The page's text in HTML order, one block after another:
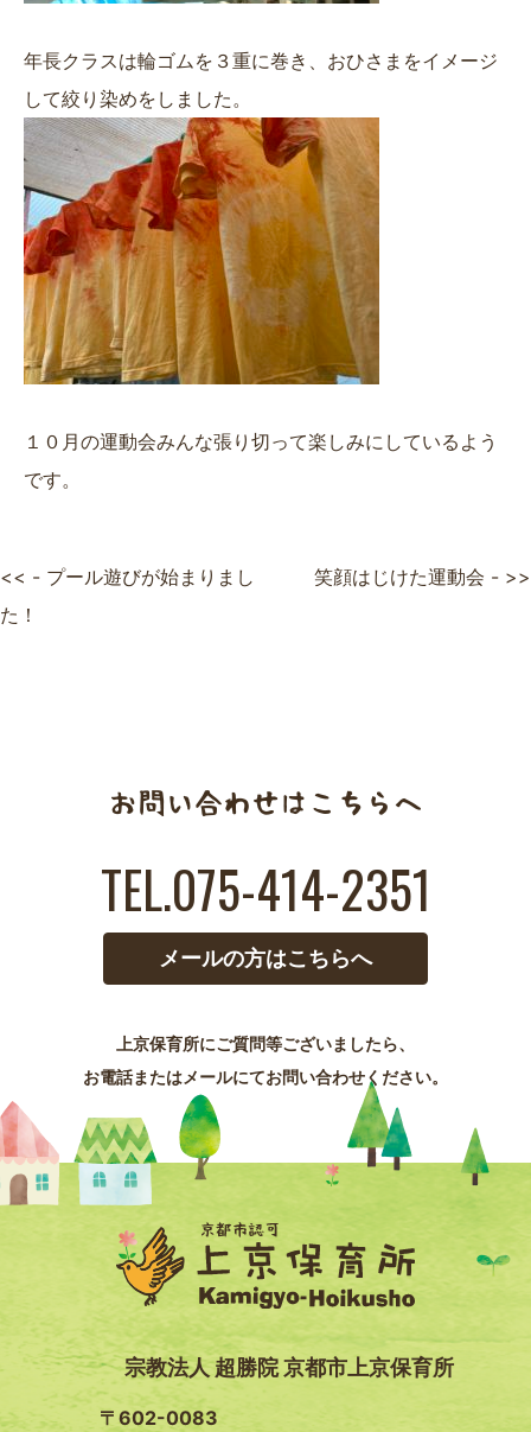
年長クラスは輪ゴムを３重に巻き、おひさまをイメージ
して絞り染めをしました。
１０月の運動会みんな張り切って楽しみにしているよう
です。
<< - プール遊びが始まりまし
た！
笑顔はじけた運動会 - >>
TEL.075-414-2351
メールの方はこちらへ
上京保育所にご質問等ございましたら、
お電話またはメールにてお問い合わせください。
宗教法人 超勝院 京都市上京保育所
〒602-0083